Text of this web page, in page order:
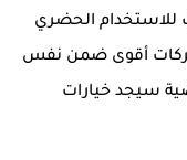
للاستخدام الحضري
أقوى ضمن نفس
سيجد خيارات